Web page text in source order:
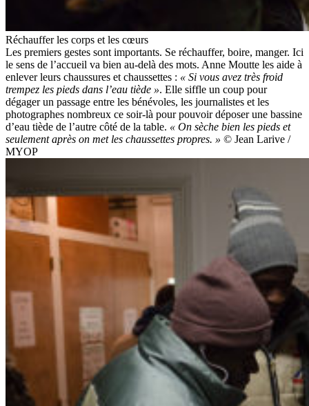
Réchauffer les corps et les cœurs
Les premiers gestes sont importants. Se réchauffer, boire, manger. Ici
le sens de l’accueil va bien au-delà des mots. Anne Moutte les aide à
enlever leurs chaussures et chaussettes : « Si vous avez très froid
trempez les pieds dans l’eau tiède ». Elle siffle un coup pour
dégager un passage entre les bénévoles, les journalistes et les
photographes nombreux ce soir-là pour pouvoir déposer une bassine
d’eau tiède de l’autre côté de la table. « On sèche bien les pieds et
seulement après on met les chaussettes propres. » © Jean Larive /
MYOP